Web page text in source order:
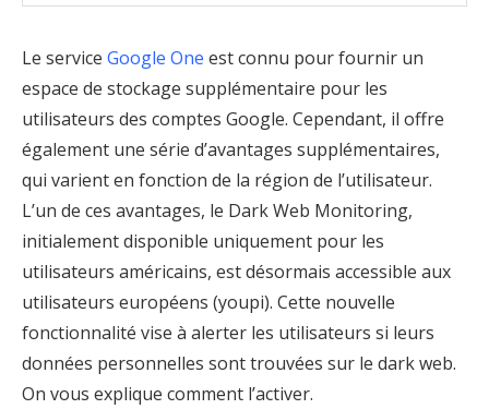
Le service Google One est connu pour fournir un
espace de stockage supplémentaire pour les
utilisateurs des comptes Google. Cependant, il offre
également une série d’avantages supplémentaires,
qui varient en fonction de la région de l’utilisateur.
L’un de ces avantages, le Dark Web Monitoring,
initialement disponible uniquement pour les
utilisateurs américains, est désormais accessible aux
utilisateurs européens (youpi). Cette nouvelle
fonctionnalité vise à alerter les utilisateurs si leurs
données personnelles sont trouvées sur le dark web.
On vous explique comment l’activer.